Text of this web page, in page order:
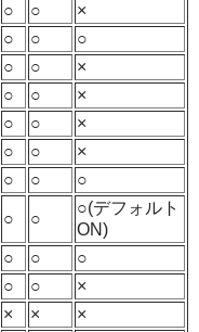
○ ○
×
○ ○
○
○ ○
×
○ ○
×
○ ○
×
○ ○
×
○ ○ ○
○ ○
○(デフォルト
ON)
○ ○
○
○ ○
×
× ×
×